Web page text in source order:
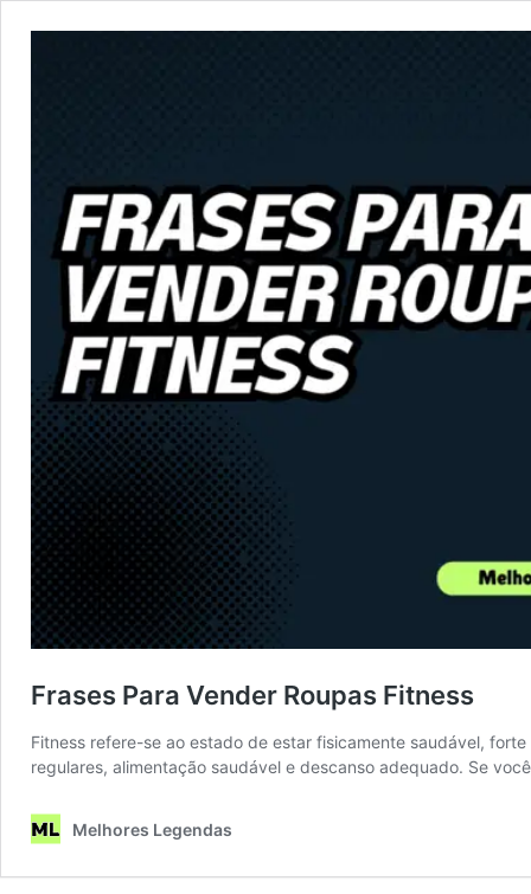
Frases Para Vender Roupas Fitness
Fitness refere-se ao estado de estar fisicamente saudável,
regulares, alimentação saudável e descanso adequado. Se
Melhores Legendas